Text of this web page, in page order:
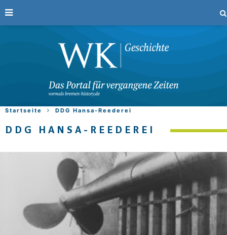
Startseite DDG Hansa-Reederei
DDG HANSA-REEDEREI